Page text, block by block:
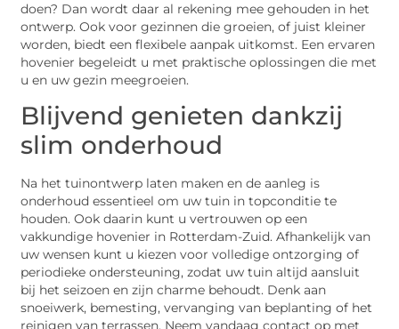
doen? Dan wordt daar al rekening mee gehouden in het
ontwerp. Ook voor gezinnen die groeien, of juist kleiner
worden, biedt een flexibele aanpak uitkomst. Een ervaren
hovenier begeleidt u met praktische oplossingen die met
u en uw gezin meegroeien.
Blijvend genieten dankzij
slim onderhoud
Na het tuinontwerp laten maken en de aanleg is
onderhoud essentieel om uw tuin in topconditie te
houden. Ook daarin kunt u vertrouwen op een
vakkundige hovenier in Rotterdam-Zuid. Afhankelijk van
uw wensen kunt u kiezen voor volledige ontzorging of
periodieke ondersteuning, zodat uw tuin altijd aansluit
bij het seizoen en zijn charme behoudt. Denk aan
snoeiwerk, bemesting, vervanging van beplanting of het
reinigen van terrassen. Neem vandaag contact op met